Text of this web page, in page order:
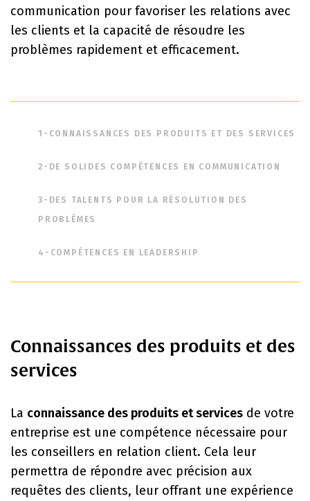
communication pour favoriser les relations avec
les clients et la capacité de résoudre les
problèmes rapidement et efficacement.
1-CONNAISSANCES DES PRODUITS ET DES SERVICES
2-DE SOLIDES COMPÉTENCES EN COMMUNICATION
3-DES TALENTS POUR LA RÉSOLUTION DES
PROBLÈMES
4-COMPÉTENCES EN LEADERSHIP
Connaissances des produits et des
services
La connaissance des produits et services de votre
entreprise est une compétence nécessaire pour
les conseillers en relation client. Cela leur
permettra de répondre avec précision aux
requêtes des clients, leur offrant une expérience